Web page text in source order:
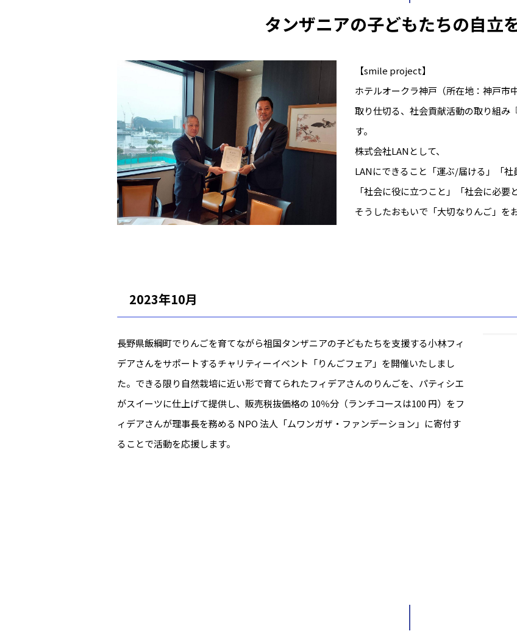
タンザニアの子どもたちの自立
【smile project】
ホテルオークラ神戸（所在地：神戸市
取り仕切る、社会貢献活動の取り組み
す。
株式会社LANとして、
LANにできること「運ぶ/届ける」「社
「社会に役に立つこと」「社会に必要
そうしたおもいで「大切なりんご」を
2023年10月
長野県飯綱町でりんごを育てながら祖国タンザニアの子どもたちを支援する小林フィ
デアさんをサポートするチャリティーイベント「りんごフェア」を開催いたしまし
た。できる限り自然栽培に近い形で育てられたフィデアさんのりんごを、パティシエ
がスイーツに仕上げて提供し、販売税抜価格の 10％分（ランチコースは100 円）をフ
ィデアさんが理事長を務める NPO 法人「ムワンガザ・ファンデーション」に寄付す
ることで活動を応援します。